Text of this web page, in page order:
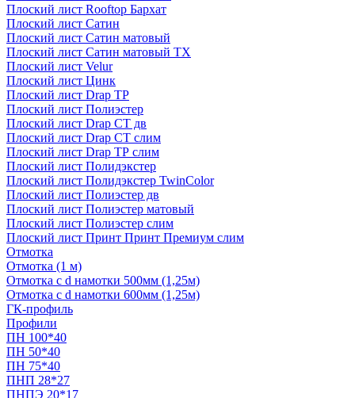
Плоский лист Rooftop Бархат
Плоский лист Сатин
Плоский лист Сатин матовый
Плоский лист Сатин матовый TX
Плоский лист Velur
Плоский лист Цинк
Плоский лист Drap ТР
Плоский лист Полиэстер
Плоский лист Drap СТ дв
Плоский лист Drap СТ слим
Плоский лист Drap ТР слим
Плоский лист Полидэкстер
Плоский лист Полидэкстер TwinColor
Плоский лист Полиэстер дв
Плоский лист Полиэстер матовый
Плоский лист Полиэстер слим
Плоский лист Принт Принт Премиум слим
Отмотка
Отмотка (1 м)
Отмотка с d намотки 500мм (1,25м)
Отмотка с d намотки 600мм (1,25м)
ГК-профиль
Профили
ПН 100*40
ПН 50*40
ПН 75*40
ПНП 28*27
ПНПЭ 20*17